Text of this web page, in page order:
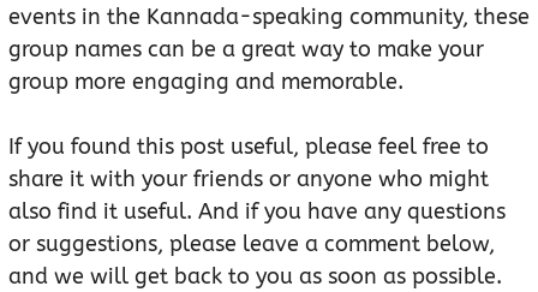
events in the Kannada-speaking community, these
group names can be a great way to make your
group more engaging and memorable.
If you found this post useful, please feel free to
share it with your friends or anyone who might
also find it useful. And if you have any questions
or suggestions, please leave a comment below,
and we will get back to you as soon as possible.